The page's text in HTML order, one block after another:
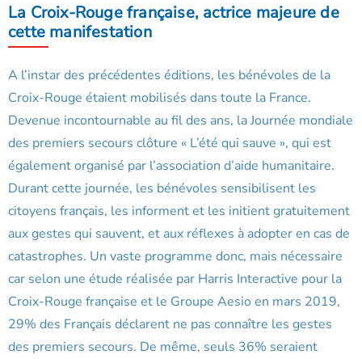
La Croix-Rouge française, actrice majeure de
cette manifestation
A l’instar des précédentes éditions, les bénévoles de la
Croix-Rouge étaient mobilisés dans toute la France.
Devenue incontournable au fil des ans, la Journée mondiale
des premiers secours clôture « L’été qui sauve », qui est
également organisé par l’association d’aide humanitaire.
Durant cette journée, les bénévoles sensibilisent les
citoyens français, les informent et les initient gratuitement
aux gestes qui sauvent, et aux réflexes à adopter en cas de
catastrophes. Un vaste programme donc, mais nécessaire
car selon une étude réalisée par Harris Interactive pour la
Croix-Rouge française et le Groupe Aesio en mars 2019,
29% des Français déclarent ne pas connaître les gestes
des premiers secours. De même, seuls 36% seraient